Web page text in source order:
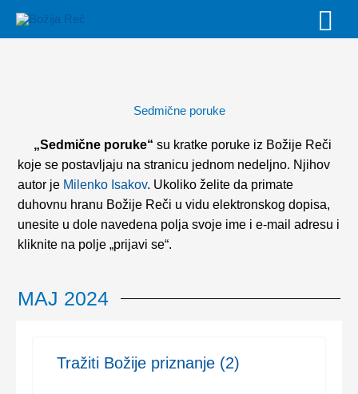
Sedmične poruke
„Sedmične poruke“ su kratke poruke iz Božije Reči
koje se postavljaju na stranicu jednom nedeljno. Njihov
autor je Milenko Isakov. Ukoliko želite da primate
duhovnu hranu Božije Reči u vidu elektronskog dopisa,
unesite u dole navedena polja svoje ime i e-mail adresu i
kliknite na polje „prijavi se“.
MAJ 2024
Tražiti Božije priznanje (2)